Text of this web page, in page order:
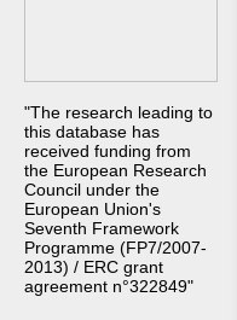
"The research leading to
this database has
received funding from
the European Research
Council under the
European Union's
Seventh Framework
Programme (FP7/2007-
2013) / ERC grant
agreement n°322849"